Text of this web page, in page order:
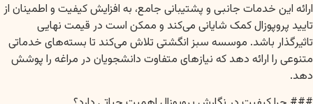
ارائه این خدمات جانبی و پشتیبانی جامع، به افزایش کیفیت و اطمینان از
تایید پروپوزال کمک شایانی می‌کند و ممکن است در قیمت نهایی
تاثیرگذار باشد. موسسه سبز انگشتی تلاش می‌کند تا بسته‌های خدماتی
متنوعی را ارائه دهد که نیازهای متفاوت دانشجویان در مراغه را پوشش
دهد.